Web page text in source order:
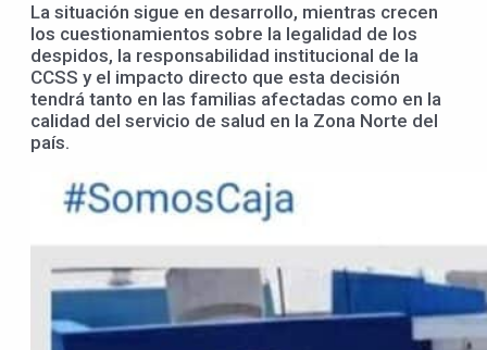
La situación sigue en desarrollo, mientras crecen
los cuestionamientos sobre la legalidad de los
despidos, la responsabilidad institucional de la
CCSS y el impacto directo que esta decisión
tendrá tanto en las familias afectadas como en la
calidad del servicio de salud en la Zona Norte del
país.